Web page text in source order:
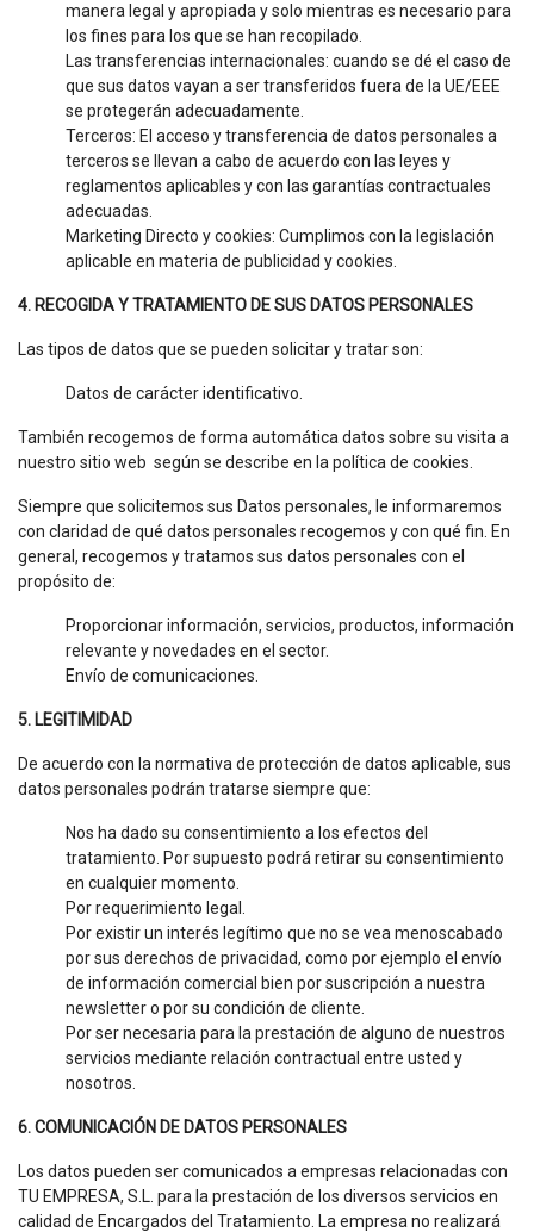
manera legal y apropiada y solo mientras es necesario para
los fines para los que se han recopilado.
Las transferencias internacionales: cuando se dé el caso de
que sus datos vayan a ser transferidos fuera de la UE/EEE
se protegerán adecuadamente.
Terceros: El acceso y transferencia de datos personales a
terceros se llevan a cabo de acuerdo con las leyes y
reglamentos aplicables y con las garantías contractuales
adecuadas.
Marketing Directo y cookies: Cumplimos con la legislación
aplicable en materia de publicidad y cookies.
4. RECOGIDA Y TRATAMIENTO DE SUS DATOS PERSONALES
Las tipos de datos que se pueden solicitar y tratar son:
Datos de carácter identificativo.
También recogemos de forma automática datos sobre su visita a
nuestro sitio web según se describe en la política de cookies.
Siempre que solicitemos sus Datos personales, le informaremos
con claridad de qué datos personales recogemos y con qué fin. En
general, recogemos y tratamos sus datos personales con el
propósito de:
Proporcionar información, servicios, productos, información
relevante y novedades en el sector.
Envío de comunicaciones.
5. LEGITIMIDAD
De acuerdo con la normativa de protección de datos aplicable, sus
datos personales podrán tratarse siempre que:
Nos ha dado su consentimiento a los efectos del
tratamiento. Por supuesto podrá retirar su consentimiento
en cualquier momento.
Por requerimiento legal.
Por existir un interés legítimo que no se vea menoscabado
por sus derechos de privacidad, como por ejemplo el envío
de información comercial bien por suscripción a nuestra
newsletter o por su condición de cliente.
Por ser necesaria para la prestación de alguno de nuestros
servicios mediante relación contractual entre usted y
nosotros.
6. COMUNICACIÓN DE DATOS PERSONALES
Los datos pueden ser comunicados a empresas relacionadas con
TU EMPRESA, S.L. para la prestación de los diversos servicios en
calidad de Encargados del Tratamiento. La empresa no realizará